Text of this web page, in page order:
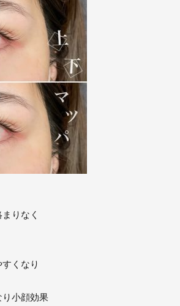
りなく
くなり
り小顔効果